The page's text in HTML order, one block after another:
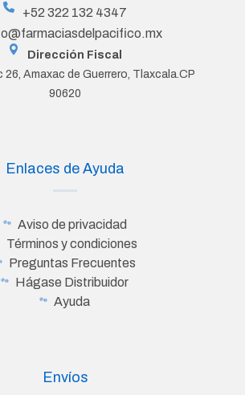
+52 322 132 4347
Dirección Fiscal
Amaxac de Guerrero, Tlaxcala.CP
90620
Enlaces de Ayuda
Aviso de privacidad
Términos y condiciones
Preguntas Frecuentes
Hágase Distribuidor
Ayuda
Envíos